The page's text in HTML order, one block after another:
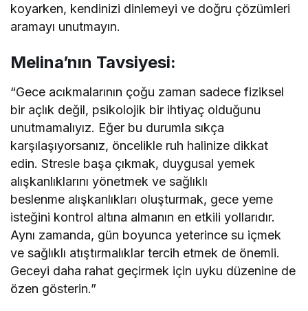
koyarken, kendinizi dinlemeyi ve doğru çözümleri
aramayı unutmayın.
Melina’nın Tavsiyesi:
“Gece acıkmalarının çoğu zaman sadece fiziksel
bir açlık değil, psikolojik bir ihtiyaç olduğunu
unutmamalıyız. Eğer bu durumla sıkça
karşılaşıyorsanız, öncelikle ruh halinize dikkat
edin. Stresle başa çıkmak, duygusal yemek
alışkanlıklarını yönetmek ve sağlıklı
beslenme alışkanlıkları oluşturmak, gece yeme
isteğini kontrol altına almanın en etkili yollarıdır.
Aynı zamanda, gün boyunca yeterince su içmek
ve sağlıklı atıştırmalıklar tercih etmek de önemli.
Geceyi daha rahat geçirmek için uyku düzenine de
özen gösterin.”